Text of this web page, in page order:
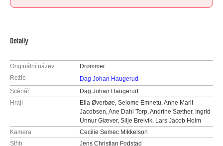
Detaily
Originální název
Drømmer
Režie
Dag Johan Haugerud
Scénář
Dag Johan Haugerud
Hrají
Ella Øverbøe, Selome Emnetu, Anne Marit
Jacobsen, Ane Dahl Torp, Andrine Sæther, Ingrid
Unnur Giæver, Silje Breivik, Lars Jacob Holm
Kamera
Cecilie Semec Mikkelson
Střih
Jens Christian Fodstad